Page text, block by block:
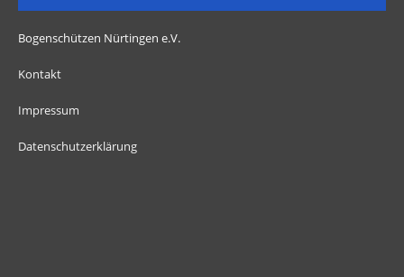
Bogenschützen Nürtingen e.V.
Kontakt
Impressum
Datenschutzerklärung